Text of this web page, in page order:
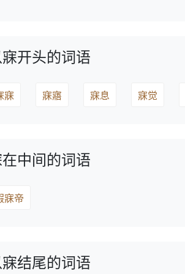
开头的词语
寐 寐寤 寐息 寐觉
中间的词语
寐帝
结尾的词语